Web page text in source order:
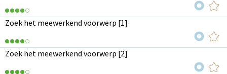
Zoek het meewerkend voorwerp [1]
Zoek het meewerkend voorwerp [2]